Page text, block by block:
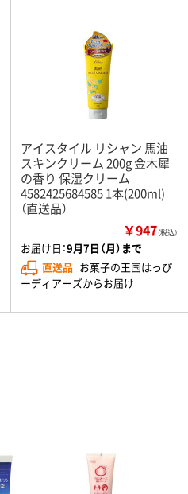
アイスタイル リシャン 馬油
スキンクリーム 200g 金木犀
の香り 保湿クリーム
4582425684585 1本(200ml)
（直送品）
￥947（税込）
お届け日：9月7日（月）まで
直送品 お菓子の王国はっぴ
ーディアーズからお届け